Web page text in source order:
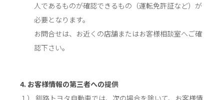
人であるものが確認できるもの（運転免許証など）が
必要となります。
お問合せは、お近くの店舗またはお客様相談室へご確
認下さい。
4. お客様情報の第三者への提供
１） 釧路トヨタ自動車では、次の場合を除いて、お客様情